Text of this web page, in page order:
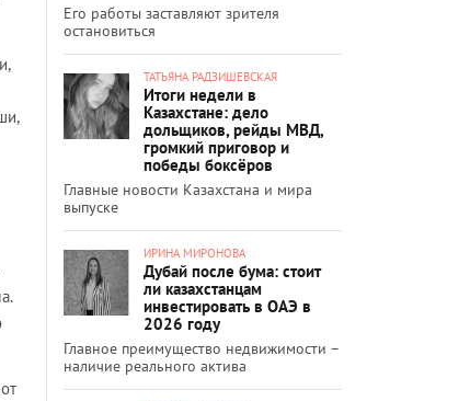
Его работы заставляют зрителя
остановиться
ТАТЬЯНА РАДЗИШЕВСКАЯ
Итоги недели в
Казахстане: дело
дольщиков, рейды МВД,
громкий приговор и
победы боксёров
Главные новости Казахстана и мира
выпуске
ИРИНА МИРОНОВА
Дубай после бума: стоит
ли казахстанцам
инвестировать в ОАЭ в
2026 году
Главное преимущество недвижимости –
наличие реального актива